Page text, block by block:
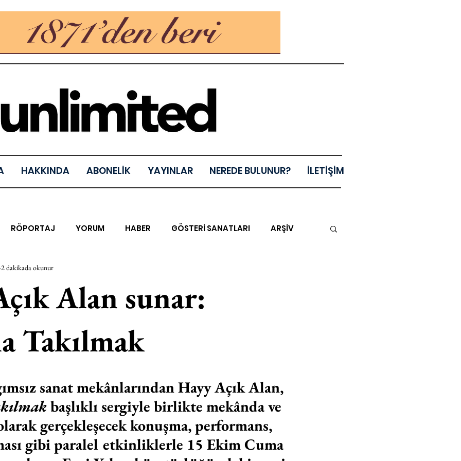
HAKKINDA ABONELİK YAYINLAR NEREDE BULUNUR? İLETİŞİM
RÖPORTAJ YORUM HABER GÖSTERİ SANATLARI ARŞİV
YEL TOZ PORTRELER ON SORULUK SOHBETLER
XXY ODAK: RESİM
SINIRSIZ ZİYARETLER
Alan sunar:
Takılmak
2 dakikada okunur
sanat mekânlarından Hayy Açık Alan,
başlıklı sergiyle birlikte mekânda ve
gerçekleşecek konuşma, performans,
gibi paralel etkinliklerle 15 Ekim Cuma